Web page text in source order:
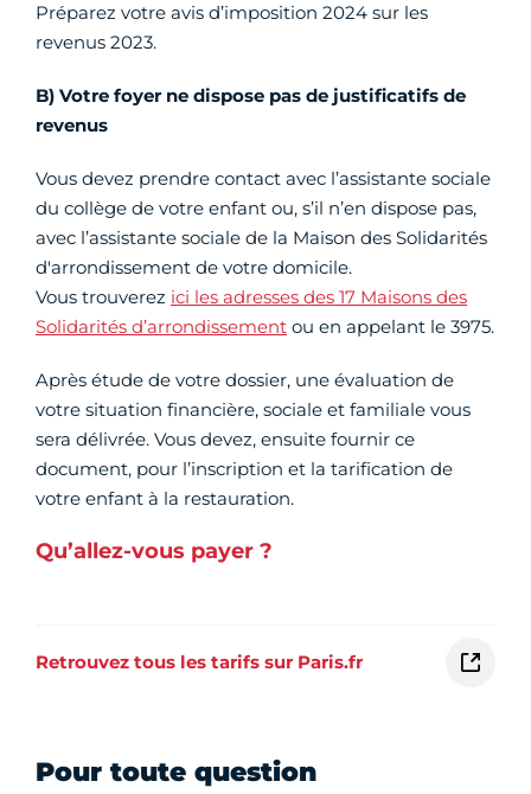
Préparez votre avis d’imposition 2024 sur les
revenus 2023.
B) Votre foyer ne dispose pas de justificatifs de
revenus
Vous devez prendre contact avec l’assistante sociale
du collège de votre enfant ou, s’il n’en dispose pas,
avec l’assistante sociale de la Maison des Solidarités
d'arrondissement de votre domicile.
Vous trouverez ici les adresses des 17 Maisons des
Solidarités d’arrondissement ou en appelant le 3975.
Après étude de votre dossier, une évaluation de
votre situation financière, sociale et familiale vous
sera délivrée. Vous devez, ensuite fournir ce
document, pour l’inscription et la tarification de
votre enfant à la restauration.
Qu’allez-vous payer ?
Retrouvez tous les tarifs sur Paris.fr
Pour toute question